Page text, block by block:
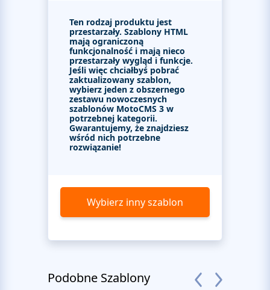
Ten rodzaj produktu jest
przestarzały. Szablony HTML
mają ograniczoną
funkcjonalność i mają nieco
przestarzały wygląd i funkcje.
Jeśli więc chciałbyś pobrać
zaktualizowany szablon,
wybierz jeden z obszernego
zestawu nowoczesnych
szablonów MotoCMS 3 w
potrzebnej kategorii.
Gwarantujemy, że znajdziesz
wśród nich potrzebne
rozwiązanie!
Wybierz inny szablon
Podobne Szablony